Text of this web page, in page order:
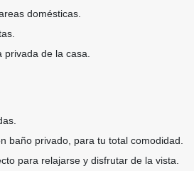
domésticas.
privada de la casa.
baño privado, para tu total comodidad.
para relajarse y disfrutar de la vista.